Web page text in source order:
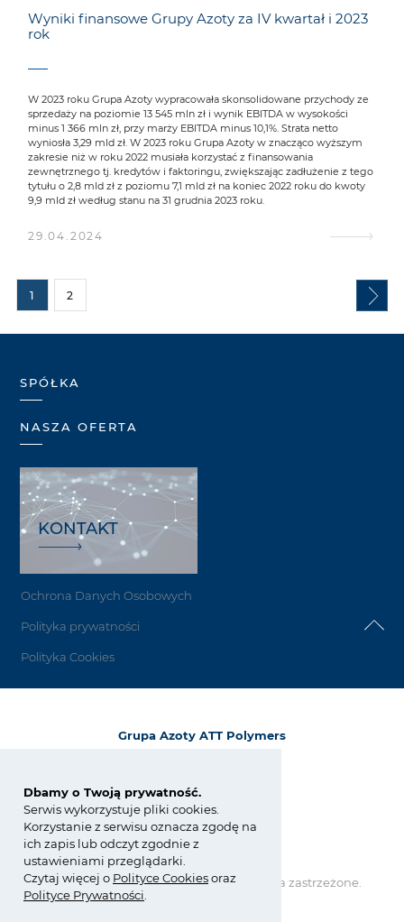
Dbamy o Twoją prywatność.
Serwis wykorzystuje pliki cookies.
Korzystanie z serwisu oznacza zgodę na
ich zapis lub odczyt zgodnie z
ustawieniami przeglądarki.
Czytaj więcej o PolityceCookiesoraz
Polityce Prywatności
Wyniki finansowe Grupy Azoty za IV kwartał i 2023
rok
W 2023 roku Grupa Azoty wypracowała skonsolidowane przychody ze
sprzedaży na poziomie 13 545 mln zł i wynik EBITDA w wysokości
minus 1 366 mln zł, przy marży EBITDA minus 10,1%. Strata netto
wyniosła 3,29 mld zł. W 2023 roku Grupa Azoty w znacząco wyższym
zakresie niż w roku 2022 musiała korzystać z finansowania
zewnętrznego tj. kredytów i faktoringu, zwiększając zadłużenie z tego
tytułu o 2,8 mld zł z poziomu 7,1 mld zł na koniec 2022 roku do kwoty
9,9 mld zł według stanu na 31 grudnia 2023 roku.
29.04.2024
1 2
SPÓŁKA
NASZA OFERTA
KONTAKT
Ochrona Danych Osobowych
Polityka prywatności
Polityka Cookies
Grupa Azoty ATT Polymers
Niemcy / Germany
tel.:
+49(0) 3561 6205 5
fax: +49(0) 3561 6205 750
att@grupaazoty.com
Copyright © Grupa Azoty. Wszelkie prawa zastrzeżone.